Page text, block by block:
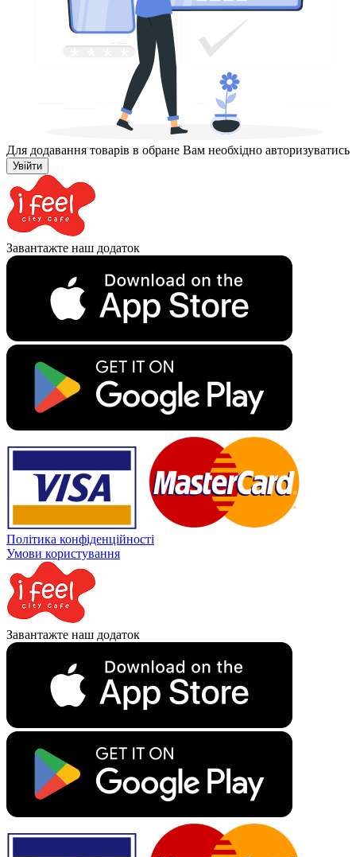
Для додавання товарів в обране Вам необхідно авторизуватись
Увійти
Завантажте наш додаток
Політика конфіденційності
Умови користування
Завантажте наш додаток